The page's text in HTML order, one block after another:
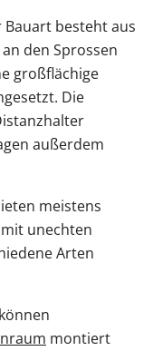
besteht aus
den Sprossen
großflächige
Die
außerdem
meistens
unechten
Arten
montiert